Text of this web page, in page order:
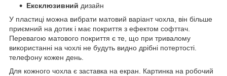
Ексклюзивний дизайн
У пластиці можна вибрати матовий варіант чохла, він більше
приємний на дотик і має покриття з ефектом софттач.
Перевагою матового покриття є те, що при тривалому
використанні на чохлі не будуть видно дрібні потертості.
телефону кожен день.
Для кожного чохла є заставка на екран. Картинка на робочий